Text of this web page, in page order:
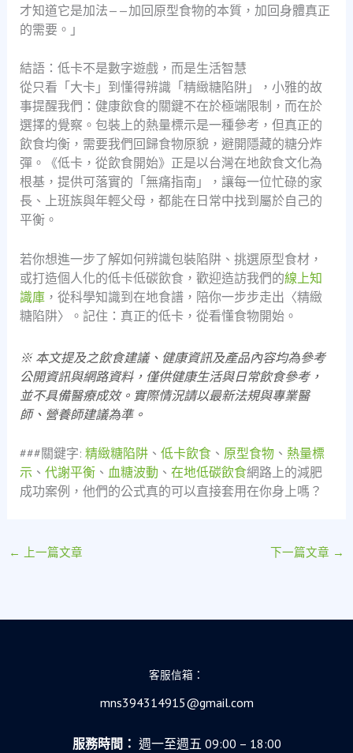
才知道它是加法——加回原型食物的本質，加回身體真正
的需要。」
結語：低卡不是數字遊戲，而是生活智慧
從只看「大卡」到懂得辨識「精緻糖陷阱」，小雅的故
事提醒我們：健康飲食的關鍵不在於極端限制，而在於
選擇的覺察。包裝上的熱量標示是一種參考，但真正的
飲食均衡，需要我們回歸食物原貌，避開隱藏的糖分炸
彈。《低卡，從飲食開始》正是以台灣在地飲食文化為
根基，提供可落實的「無痛指南」，讓每一位忙碌的家
長、上班族與年輕父母，都能在日常中找到屬於自己的
平衡。
若你想進一步了解如何辨識包裝陷阱、挑選原型食材，
或打造個人化的低卡低碳飲食，歡迎造訪我們的線上知
識庫，從科學知識到在地食譜，陪你一步步走出〈精緻
糖陷阱〉。記住：真正的低卡，從看懂食物開始。
※ 本文提及之飲食建議、健康資訊及產品內容均為參考
公開資訊與網路資料，僅供健康生活與日常飲食參考，
並不具備醫療成效。實際情況請以最新法規與專業醫
師、營養師建議為準。
###關鍵字: 精緻糖陷阱、 低卡飲食、 原型食物、 熱量標
示 、 代謝平衡、 血糖波動 、 在地低碳飲食網路上的減肥
成功案例，他們的公式真的可以直接套用在你身上嗎？
← 上一篇文章 下一篇文章 →
客服信箱：
mns394314915@gmail.com
服務時間： 週一至週五 09:00 – 18:00